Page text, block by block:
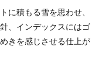
に積もる雪を思わせ、
、インデックスにはゴ
きを感じさせる仕上が